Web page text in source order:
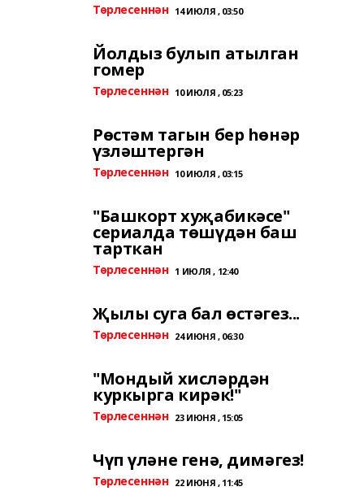
Төрлесеннән 14 ИЮЛЯ , 03:50
Йолдыз булып атылган
гомер
Төрлесеннән 10 ИЮЛЯ , 05:23
Рөстәм тагын бер һөнәр
үзләштергән
Төрлесеннән 10 ИЮЛЯ , 03:15
"Башкорт хуҗабикәсе"
сериалда төшүдән баш
тарткан
Төрлесеннән 1 ИЮЛЯ , 12:40
Җылы суга бал өстәгез...
Төрлесеннән 24 ИЮНЯ , 06:30
"Мондый хисләрдән
куркырга кирәк!"
Төрлесеннән 23 ИЮНЯ , 15:05
Чүп үләне генә, димәгез!
Төрлесеннән 22 ИЮНЯ , 11:45